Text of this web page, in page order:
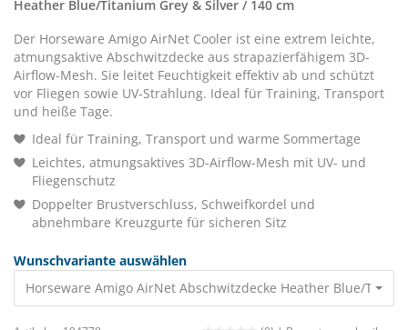
Heather Blue/Titanium Grey & Silver / 140 cm
Der Horseware Amigo AirNet Cooler ist eine extrem leichte,
atmungsaktive Abschwitzdecke aus strapazierfähigem 3D-
Airflow-Mesh. Sie leitet Feuchtigkeit effektiv ab und schützt
vor Fliegen sowie UV-Strahlung. Ideal für Training, Transport
und heiße Tage.
Ideal für Training, Transport und warme Sommertage
Leichtes, atmungsaktives 3D-Airflow-Mesh mit UV- und
Fliegenschutz
Doppelter Brustverschluss, Schweifkordel und
abnehmbare Kreuzgurte für sicheren Sitz
Wunschvariante auswählen
Horseware Amigo AirNet Abschwitzdecke Heather Blue/